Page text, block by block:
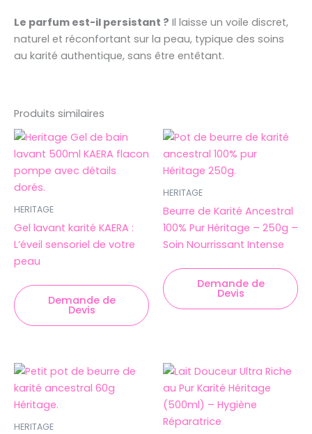
Le parfum est-il persistant ? Il laisse un voile discret,
naturel et réconfortant sur la peau, typique des soins
au karité authentique, sans être entêtant.
Produits similaires
HERITAGE
Gel lavant karité KAERA :
L’éveil sensoriel de votre
peau
Demande de
Devis
HERITAGE
Beurre de Karité Ancestral
100% Pur Héritage – 250g –
Soin Nourrissant Intense
Demande de
Devis
HERITAGE